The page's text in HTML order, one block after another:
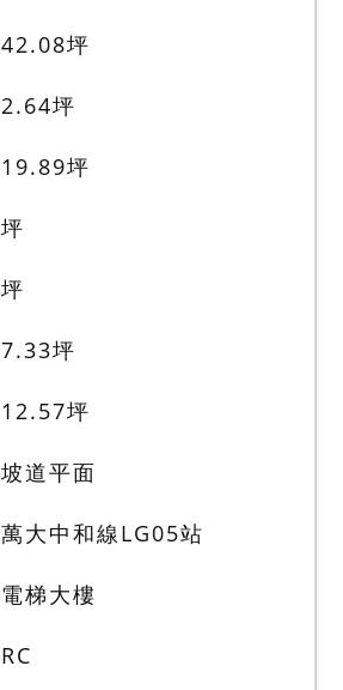
42.08坪
2.64坪
19.89坪
坪
坪
7.33坪
12.57坪
坡道平面
萬大中和線LG05站
電梯大樓
RC